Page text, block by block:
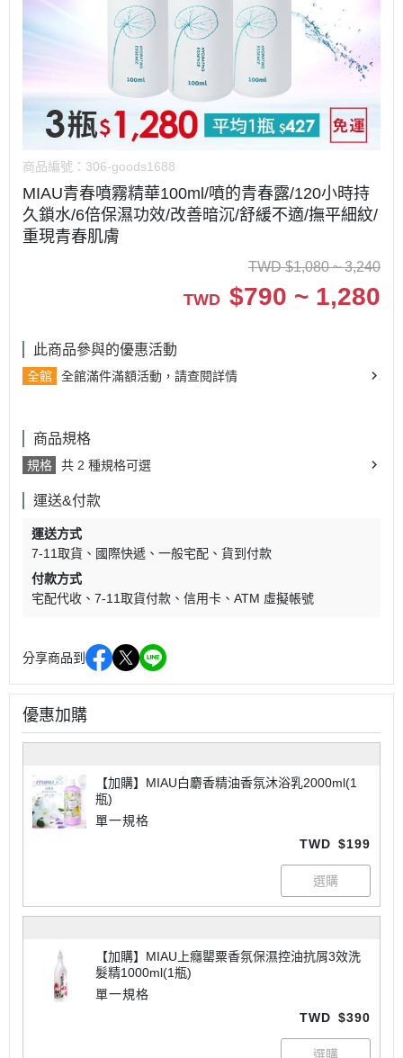
商品編號： 306-goods1688
MIAU青春噴霧精華100ml/噴的青春露/120小時持
久鎖水/6倍保濕功效/改善暗沉/舒緩不適/撫平細紋/
重現青春肌膚
TWD $1,080 ~ 3,240
TWD $790 ~ 1,280
此商品參與的優惠活動
全館 全館滿件滿額活動，請查閱詳情
商品規格
規格 共 2 種規格可選
運送&付款
運送方式
7-11取貨
國際快遞 一般宅配
貨到付款
付款方式
宅配代收
7-11取貨付款 信用卡 ATM 虛擬帳號
分享商品到
優惠加購
【加購】MIAU白麝香精油香氛沐浴乳2000ml(1
瓶)
單一規格
TWD $199
【加購】MIAU上癮罌粟香氛保濕控油抗屑3效洗
髮精1000ml(1瓶)
單一規格
TWD $390